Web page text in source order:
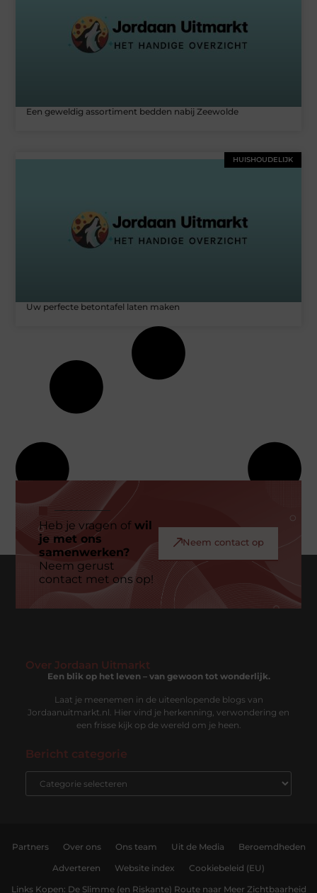
Een geweldig assortiment bedden nabij Zeewolde
HUISHOUDELIJK
Uw perfecte betontafel laten maken
Heb je vragen ofwil
je met ons
samenwerken?
Neem gerust
contact met ons op!
Neem contact op
Over Jordaan Uitmarkt
Een blik op het leven – van gewoon tot wonderlijk.
Laat je meenemen in de uiteenlopende blogs van
Jordaanuitmarkt.nl. Hier vind je herkenning, verwondering en
een frisse kijk op de wereld om je heen.
Bericht categorie
Partners Over ons Ons team Uit de Media Beroemdheden
Adverteren Website index Cookiebeleid (EU)
Links Kopen: De Slimme (en Riskante) Route naar Meer Zichtbaarheid